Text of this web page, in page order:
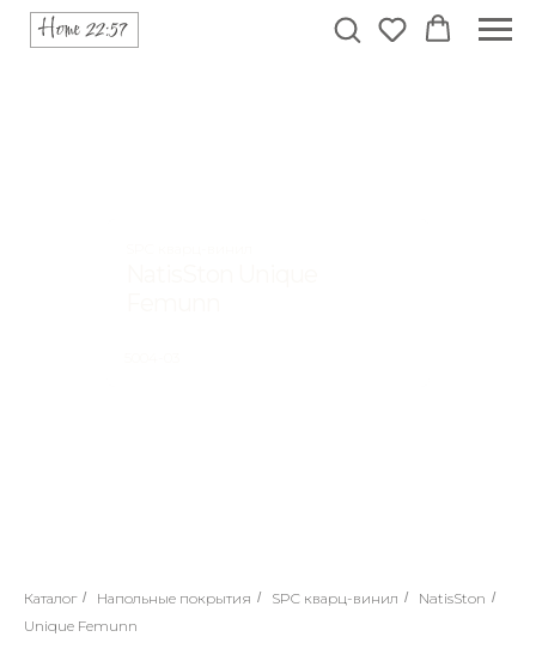
Каталог / Напольные покрытия / SPC кварц-винил / NatisSton /
Unique Femunn